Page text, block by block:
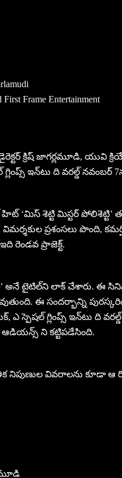
Frame Entertainment
క్రిష్ జాగర్లమూడి, యువి
గ్లింప్స్ ఇన్‌టు ది వరల్డ్ నవంబర్
‘మిస్ శెట్టి మిస్టర్ పోలిశెట్టి’
విమర్శకుల ప్రశంసలు పొంది,
రెండవ ప్రాజెక్ట్.
అనే టైటిల్‌ని లాక్ చేశారు. ఈ
ఈ సందర్భాన్ని
ఎ స్పెషల్ గ్లింప్స్ ఇన్‌టు ది
ని కట్టిపడేసింది.
నిపుణుల వివరాలను కూడా ఆ